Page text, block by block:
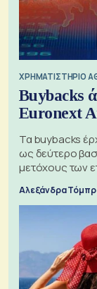
XΡΗΜΑΤΙΣΤΗΡΙΟ
Buybacks
Euronext
Τα buybacks
ως δεύτερο
μετόχους των
Αλεξάνδρα